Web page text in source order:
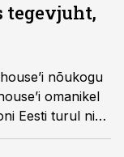
tegevjuht,
nõukogu
omanikel
Eesti turul ning